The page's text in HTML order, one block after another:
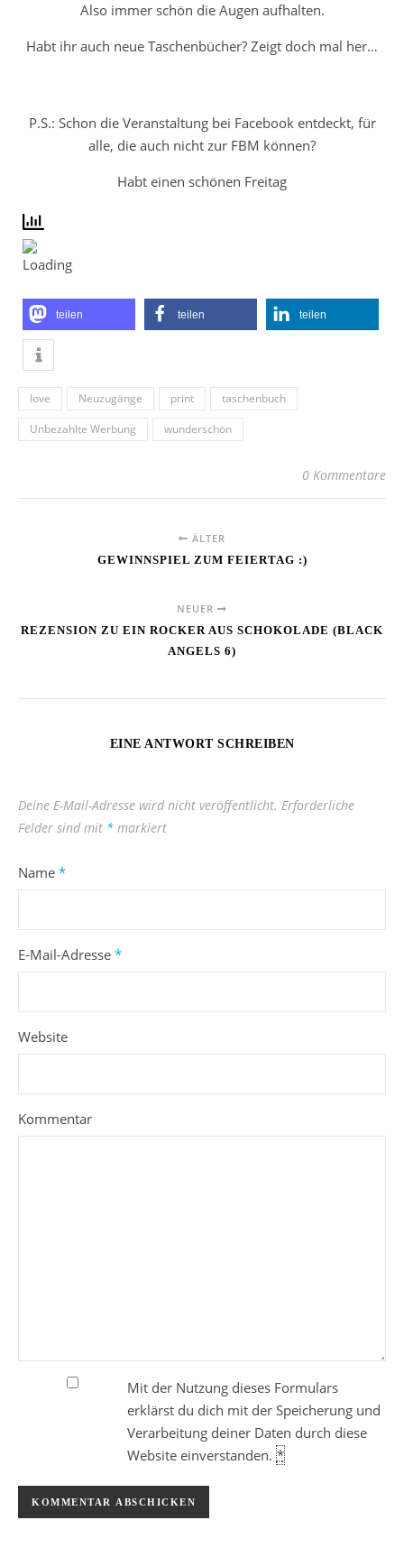
Also immer schön die Augen aufhalten.
Habt ihr auch neue Taschenbücher? Zeigt doch mal her…
P.S.: Schon die Veranstaltung bei Facebook entdeckt, für
alle, die auch nicht zur FBM können?
Habt einen schönen Freitag
teilen teilen teilen
love Neuzugänge print
taschenbuch
Unbezahlte Werbung
wunderschön
0 Kommentare
ÄLTER
GEWINNSPIEL ZUM FEIERTAG :)
NEUER
REZENSION ZU EIN ROCKER AUS SCHOKOLADE (BLACK
ANGELS 6)
EINE ANTWORT SCHREIBEN
Deine E-Mail-Adresse wird nicht veröffentlicht. Erforderliche
Felder sind mit * markiert
Name *
E-Mail-Adresse *
Website
Kommentar
Mit der Nutzung dieses Formulars
erklärst du dich mit der Speicherung und
Verarbeitung deiner Daten durch diese
Website einverstanden. *